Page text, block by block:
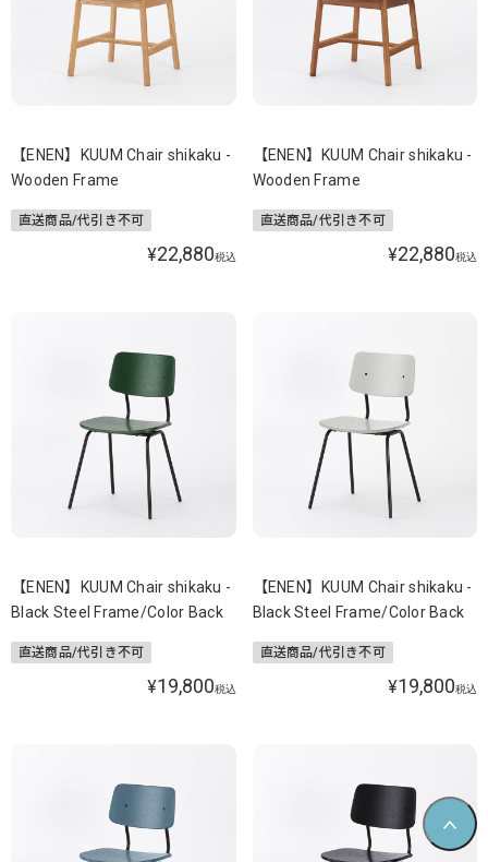
【ENEN】KUUM Chair shikaku -
Wooden Frame
直送商品/代引き不可
¥22,880税込
【ENEN】KUUM Chair shikaku -
Wooden Frame
直送商品/代引き不可
¥22,880税込
【ENEN】KUUM Chair shikaku -
Black Steel Frame/Color Back
直送商品/代引き不可
¥19,800税込
【ENEN】KUUM Chair shikaku -
Black Steel Frame/Color Back
直送商品/代引き不可
¥19,800税込